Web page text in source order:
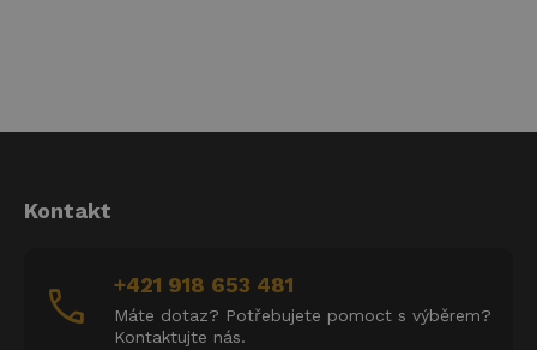
Kontakt
call +421 918 653 481
Máte dotaz? Potřebujete pomoct s výběrem?
Kontaktujte nás.